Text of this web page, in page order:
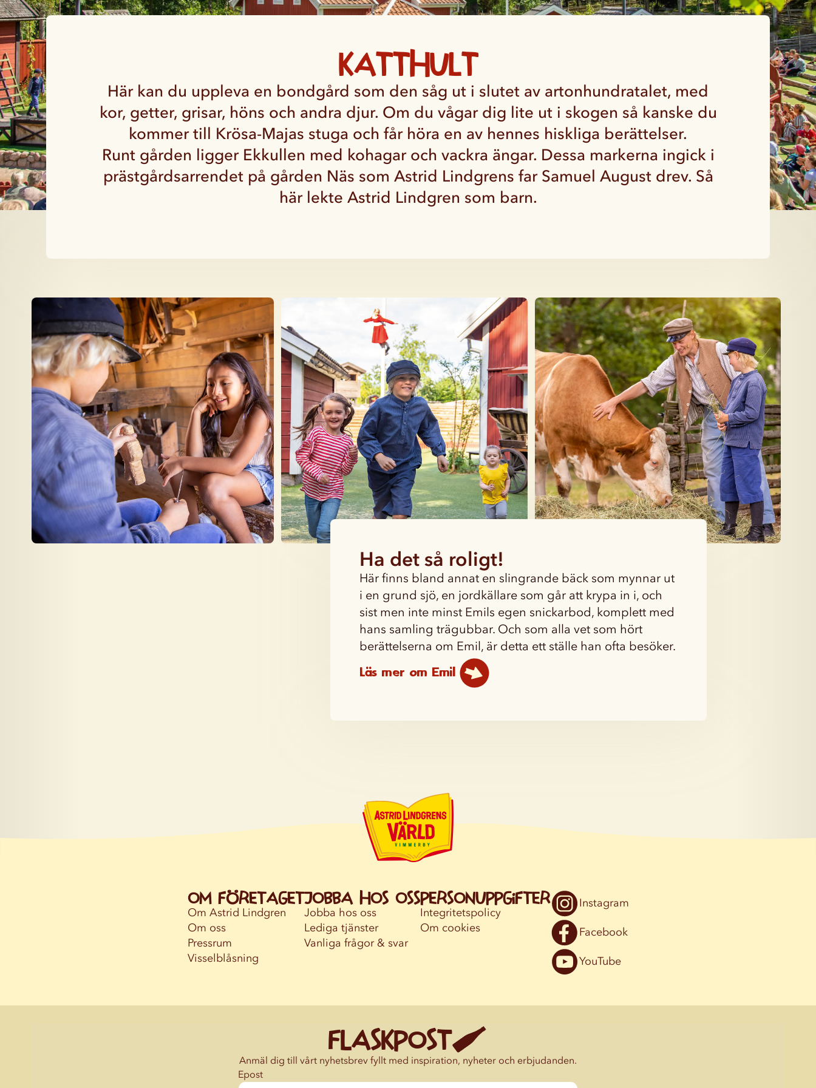
Katthult
Här kan du uppleva en bondgård som den såg ut i slutet av artonhundratalet, med
kor, getter, grisar, höns och andra djur. Om du vågar dig lite ut i skogen så kanske du
kommer till Krösa-Majas stuga och får höra en av hennes hiskliga berättelser.
Runt gården ligger Ekkullen med kohagar och vackra ängar. Dessa markerna ingick i
prästgårdsarrendet på gården Näs som Astrid Lindgrens far Samuel August drev. Så
här lekte Astrid Lindgren som barn.
Ha det så roligt!
Här finns bland annat en slingrande bäck som mynnar ut
i en grund sjö, en jordkällare som går att krypa in i, och
sist men inte minst Emils egen snickarbod, komplett med
hans samling trägubbar. Och som alla vet som hört
berättelserna om Emil, är detta ett ställe han ofta besöker.
Läs mer om Emil
Om företaget
Om Astrid Lindgren
Om oss
Pressrum
Visselblåsning
Jobba hos oss
Jobba hos oss
Lediga tjänster
Vanliga frågor & svar
Personuppgifter
Integritetspolicy
Om cookies
Instagram
Facebook
YouTube
FLASKPOST
Anmäl dig till vårt nyhetsbrev fyllt med inspiration, nyheter och erbjudanden.
Epost